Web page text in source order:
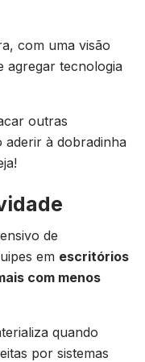
com uma visão
agregar tecnologia
outras
aderir à dobradinha
de
em escritórios
com menos
quando
por sistemas